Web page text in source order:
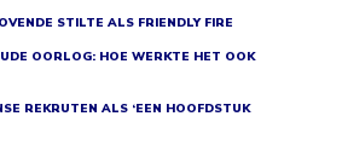
STILTE ALS FRIENDLY FIRE
OORLOG: HOE WERKTE HET OOK
REKRUTEN ALS ‘EEN HOOFDSTUK